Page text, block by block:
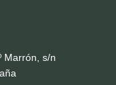
Marrón, s/n